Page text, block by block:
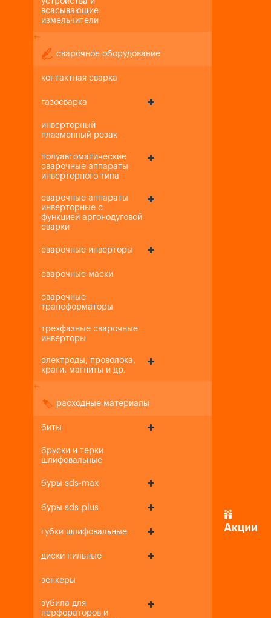
всасывающие
измельчители
+-
сварочное оборудование
контактная сварка
газосварка
инверторный
плазменный резак
полуавтоматические
сварочные аппараты
инверторного типа
сварочные аппараты
инверторные с
функцией аргонодуговой
сварки
сварочные инверторы
сварочные маски
сварочные
трансформаторы
трехфазные сварочные
инверторы
электроды, проволока,
краги, магниты и др.
+-
расходные материалы
биты
бруски и терки
шлифовальные
буры sds-max
буры sds-plus
губки шлифовальные
диски пильные
зенкеры
зубила для
перфораторов и
Акции